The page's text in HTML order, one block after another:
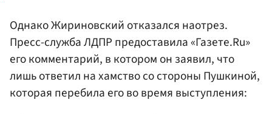
Однако Жириновский отказался наотрез.
Пресс-служба ЛДПР предоставила «Газете.Ru»
его комментарий, в котором он заявил, что
лишь ответил на хамство со стороны Пушкиной,
которая перебила его во время выступления: